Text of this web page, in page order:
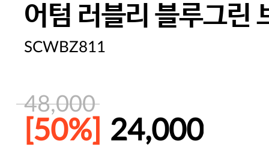
어텀 러블리 블루그린
SCWBZ811
48,000
[50%] 24,000